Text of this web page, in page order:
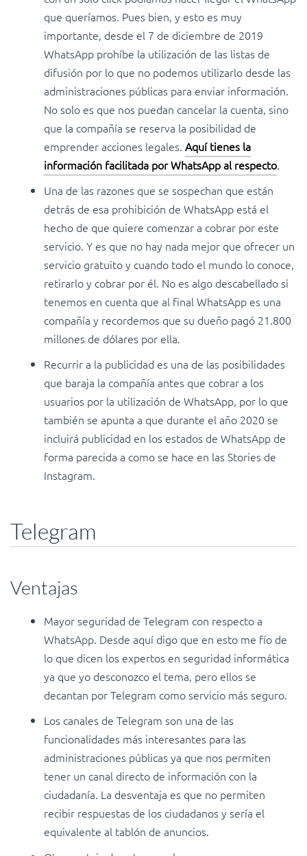
que queríamos. Pues bien, y esto es muy
importante, desde el 7 de diciembre de 2019
WhatsApp prohíbe la utilización de las listas de
difusión por lo que no podemos utilizarlo desde las
administraciones públicas para enviar información.
No solo es que nos puedan cancelar la cuenta, sino
que la compañía se reserva la posibilidad de
emprender acciones legales.Aquí tienes la
información facilitada por WhatsApp al respecto.
Una de las razones que se sospechan que están
detrás de esa prohibición de WhatsApp está el
hecho de que quiere comenzar a cobrar por este
servicio. Y es que no hay nada mejor que ofrecer un
servicio gratuito y cuando todo el mundo lo conoce,
retirarlo y cobrar por él. No es algo descabellado si
tenemos en cuenta que al final WhatsApp es una
compañía y recordemos que su dueño pagó 21.800
millones de dólares por ella.
Recurrir a la publicidad es una de las posibilidades
que baraja la compañía antes que cobrar a los
usuarios por la utilización de WhatsApp, por lo que
también se apunta a que durante el año 2020 se
incluirá publicidad en los estados de WhatsApp de
forma parecida a como se hace en las Stories de
Instagram.
Telegram
Ventajas
Mayor seguridad de Telegram con respecto a
WhatsApp. Desde aquí digo que en esto me fío de
lo que dicen los expertos en seguridad informática
ya que yo desconozco el tema, pero ellos se
decantan por Telegram como servicio más seguro.
Los canales de Telegram son una de las
funcionalidades más interesantes para las
administraciones públicas ya que nos permiten
tener un canal directo de información con la
ciudadanía. La desventaja es que no permiten
recibir respuestas de los ciudadanos y sería el
equivalente al tablón de anuncios.